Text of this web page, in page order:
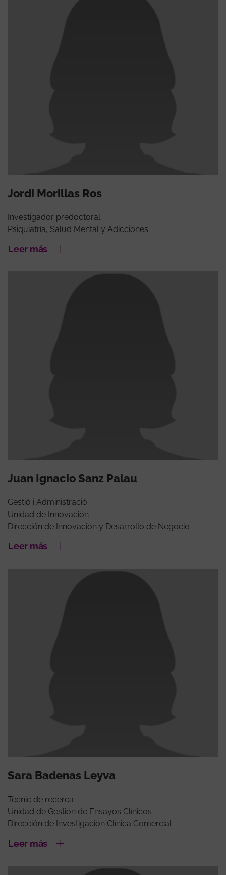
Jordi Morillas Ros
Investigador predoctoral
Psiquiatría, Salud Mental y Adicciones
Leer más
Juan Ignacio Sanz Palau
Gestió i Administració
Unidad de Innovación
Dirección de Innovación y Desarrollo de Negocio
Leer más
Sara Badenas Leyva
Tècnic de recerca
Unidad de Gestión de Ensayos Clínicos
Dirección de Investigación Clínica Comercial
Leer más